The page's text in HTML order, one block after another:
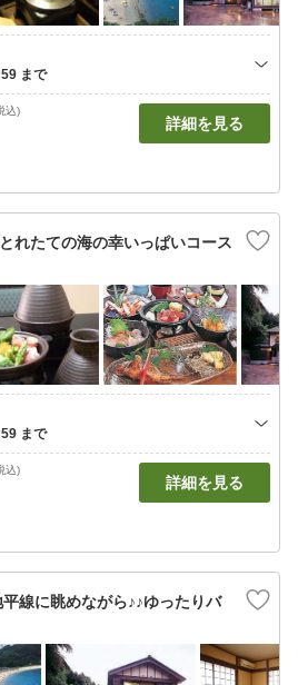
込)
詳細を見る
たての海の幸いっぱいコース
込)
詳細を見る
線に眺めながら♪♪ゆったりバ